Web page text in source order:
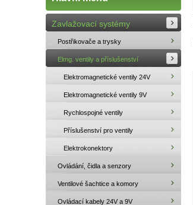
Zavlažovací systémy
Postřikovače a trysky
Elmg. ventily a příslušenství
Elektromagnetické ventily 24V
Elektromagnetické ventily 9V
Rychlospojné ventily
Příslušenství pro ventily
Elektrokonektory
Ovládání, čidla a senzory
Ventilové šachtice a komory
Ovládací kabely 24V a 9V